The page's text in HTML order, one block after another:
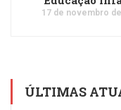
17 de novembro
ÚLTIMAS